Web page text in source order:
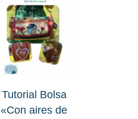
Tutorial Bolsa
«Con aires de